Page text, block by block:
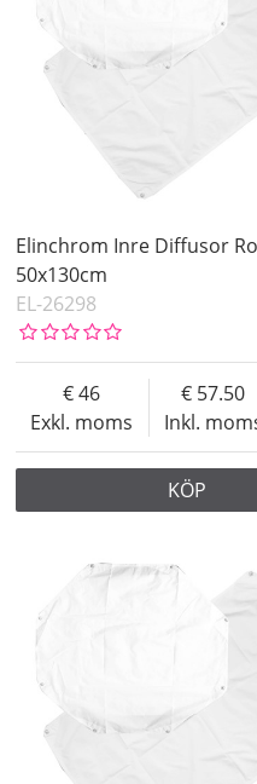
Elinchrom Inre Diffusor
50x130cm
EL-26298
Exkl. moms
46
Inkl.
57.50
KÖP